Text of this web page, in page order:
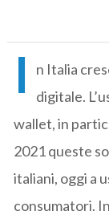
I
n Italia
digitale.
wallet, in
2021 queste
italiani, oggi a
consumatori.